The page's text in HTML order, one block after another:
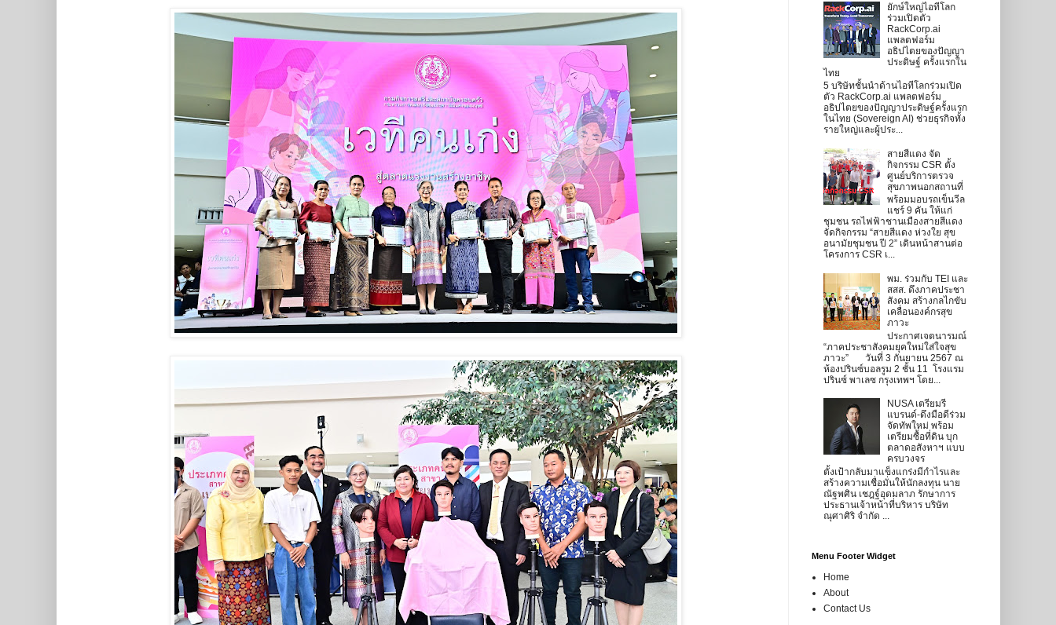
ยักษ์ใหญ่ไอทีโลก
ร่วมเปิดตัว
RackCorp.ai
แพลตฟอร์ม
อธิปไตยของปัญญา
ประดิษฐ์ ครั้งแรกใน
ไทย
5 บริษัทชั้นนำด้านไอทีโลกร่วมเปิด
ตัว RackCorp.ai แพลตฟอร์ม
อธิปไตยของปัญญาประดิษฐ์ครั้งแรก
ในไทย (Sovereign AI) ช่วยธุรกิจทั้ง
รายใหญ่และผู้ประ...
สายสีแดง จัด
กิจกรรม CSR ตั้ง
ศูนย์บริการตรวจ
สุขภาพนอกสถานที่
พร้อมมอบรถเข็นวีล
แชร์ 9 คัน ให้แก่
ชุมชน รถไฟฟ้าชานเมืองสายสีแดง
จัดกิจกรรม “สายสีแดง ห่วงใย สุข
อนามัยชุมชน ปี 2” เดินหน้าสานต่อ
โครงการ CSR เ...
พม. ร่วมกับ TEI และ
สสส. ดึงภาคประชา
สังคม สร้างกลไกขับ
เคลื่อนองค์กรสุข
ภาวะ
ประกาศเจตนารมณ์
“ภาคประชาสังคมยุคใหม่ใส่ใจสุข
ภาวะ” วันที่ 3 กันยายน 2567 ณ
ห้องปรินซ์บอลรูม 2 ชั้น 11 โรงแรม
ปรินซ์ พาเลซ กรุงเทพฯ โดย...
NUSA เตรียมรี
แบรนด์-ดึงมือดีร่วม
จัดทัพใหม่ พร้อม
เตรียมซื้อที่ดิน บุก
ตลาดอสังหาฯ แบบ
ครบวงจร
ตั้งเป้ากลับมาแข็งแกร่งมีกำไรและ
สร้างความเชื่อมั่นให้นักลงทุน นาย
ณัฐพศิน เชฎฐ์อุดมลาภ รักษาการ
ประธานเจ้าหน้าที่บริหาร บริษัท
ณุศาศิริ จำกัด ...
Menu Footer Widget
Home
About
Contact Us